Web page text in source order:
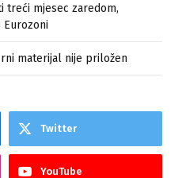
treći mjesec zaredom,
materijal nije priložen
Twitter
YouTube